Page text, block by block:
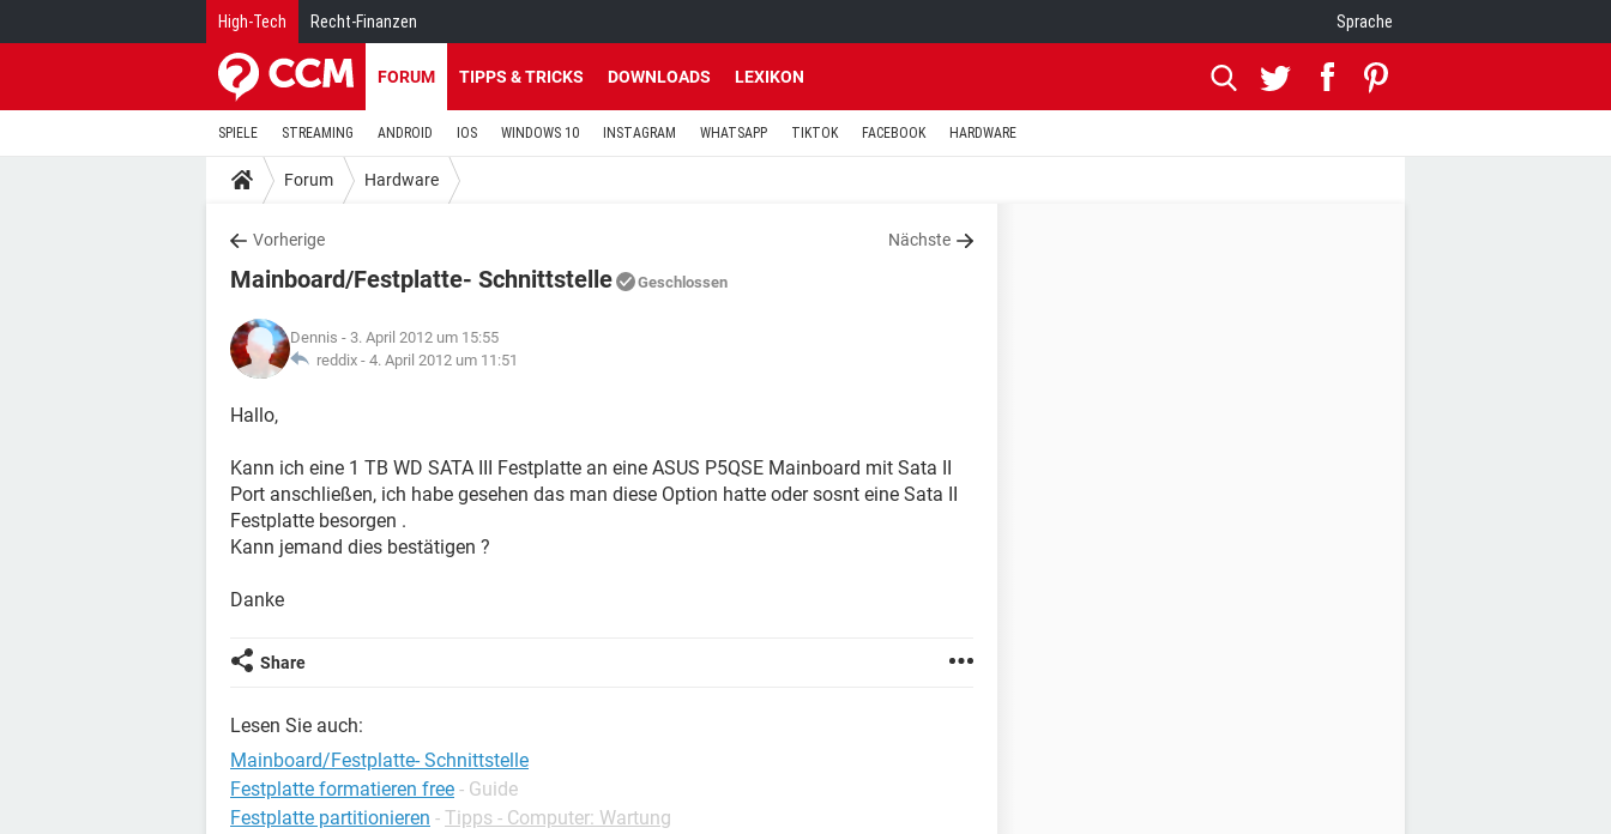
High-Tech Recht-Finanzen Sprache
FORUM TIPPS & TRICKS DOWNLOADS LEXIKON
SPIELE STREAMING ANDROID IOS WINDOWS 10 INSTAGRAM WHATSAPP TIKTOK FACEBOOK HARDWARE
Forum Hardware
Vorherige Nächste
Mainboard/Festplatte- Schnittstelle Geschlossen
Dennis - 3. April 2012 um 15:55
reddix - 4. April 2012 um 11:51
Hallo,
Kann ich eine 1 TB WD SATA III Festplatte an eine ASUS P5QSE Mainboard mit Sata II
Port anschließen, ich habe gesehen das man diese Option hatte oder sosnt eine Sata II
Festplatte besorgen .
Kann jemand dies bestätigen ?
Danke
Share
Lesen Sie auch:
Mainboard/Festplatte- Schnittstelle
Festplatte formatieren free - Guide
Festplatte partitionieren - Tipps - Computer: Wartung